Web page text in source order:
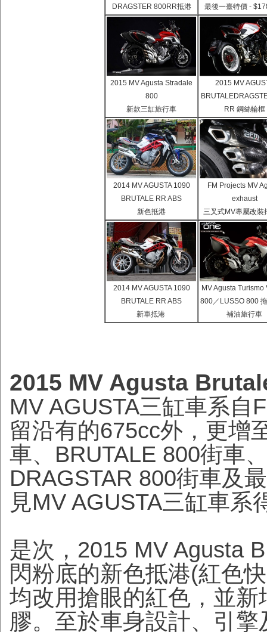
DRAGSTER 800RR抵港 最後一臺特價 -
2015 MV Agusta Stradale
800
新款三缸旅行車
2015 MV
BRUTALE
RR 鋼絲輪框
2014 MV AGUSTA 1090
BRUTALE RR ABS
新色抵港
FM Projects MV
exhaust
三叉式MV專屬改裝
2014 MV AGUSTA 1090
BRUTALE RR ABS
新車抵港
MV Agusta Turismo
800／LUSSO 800
補油旅行車
2015 MV Agusta
MV AGUSTA三缸車系自
留沿有的675cc外，更增
車、BRUTALE 800街車
DRAGSTAR 800街車及
見MV AGUSTA三缸車
是次，2015 MV Agusta
閃粉底的新色抵港(紅色
均改用搶眼的紅色，並
膠。至於車身設計、引